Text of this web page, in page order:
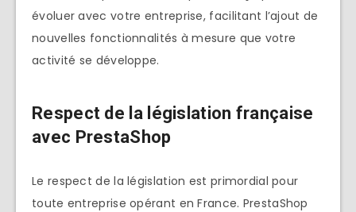
évoluer avec votre entreprise, facilitant l’ajout de
nouvelles fonctionnalités à mesure que votre
activité se développe.
Respect de la législation française
avec PrestaShop
Le respect de la législation est primordial pour
toute entreprise opérant en France. PrestaShop